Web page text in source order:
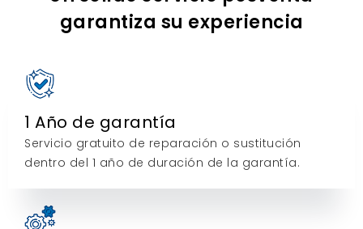
garantiza su experiencia
1 Año de garantía
Servicio gratuito de reparación o sustitución
dentro del 1 año de duración de la garantía.